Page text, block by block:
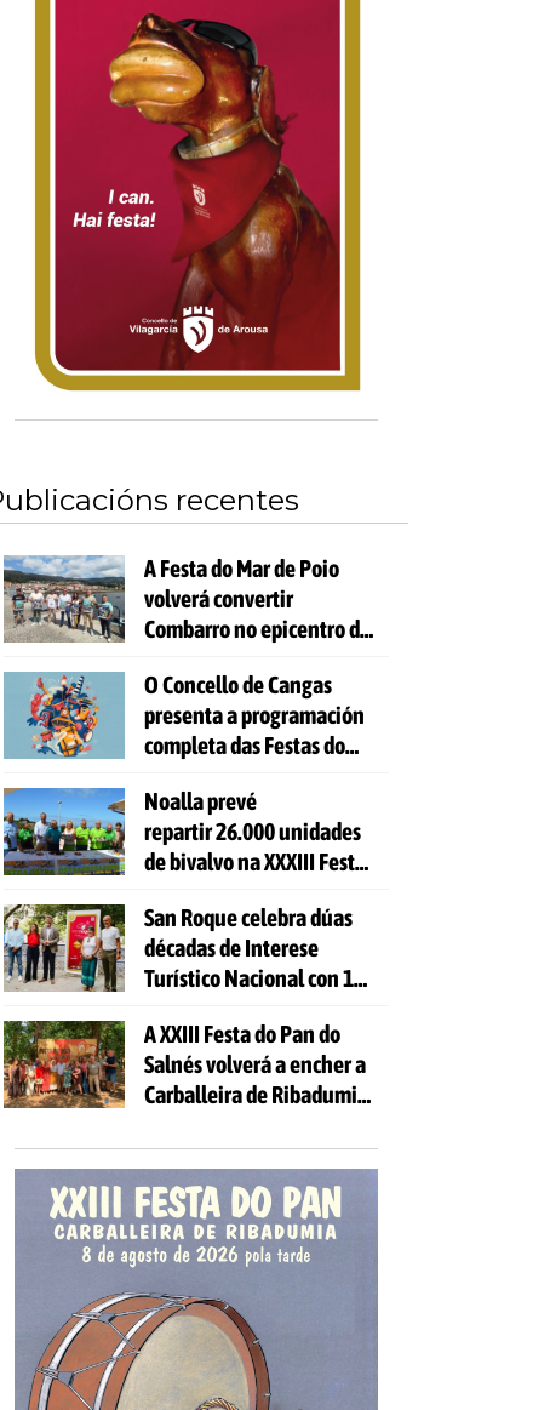
recentes
A Festa do Mar de Poio
volverá convertir
Combarro no epicentro da
O Concello de Cangas
presenta a programación
completa das Festas do
Noalla prevé
repartir 26.000 unidades
de bivalvo na XXXIII Festa
San Roque celebra dúas
décadas de Interese
Turístico Nacional con 10
actividades gratuítas
A XXIII Festa do Pan do
Salnés volverá a encher a
Carballeira de Ribadumia
e actividades para todas
as idades